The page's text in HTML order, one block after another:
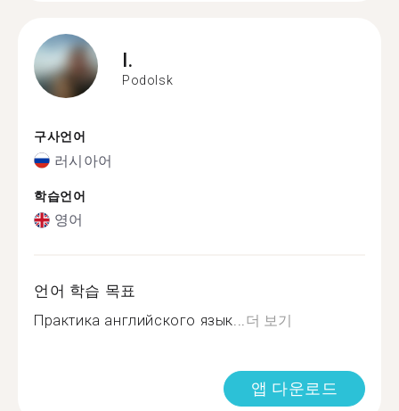
I.
Podolsk
구사언어
러시아어
학습언어
영어
언어 학습 목표
Практика английского язык...더 보기
앱 다운로드